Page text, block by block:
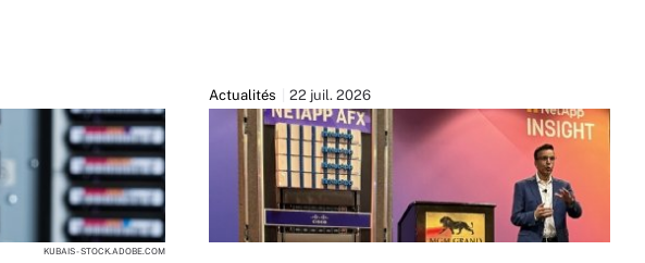
KUBAIS - STOCK.ADOBE.COM
Actualités 22 juil. 2026